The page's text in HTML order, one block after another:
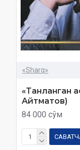
«Sharq»
«Танланган
Айтматов)
84 000 сўм